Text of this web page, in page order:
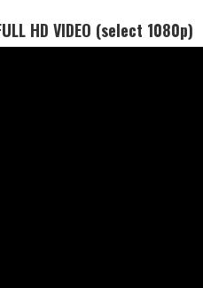
HD VIDEO (select 1080p)